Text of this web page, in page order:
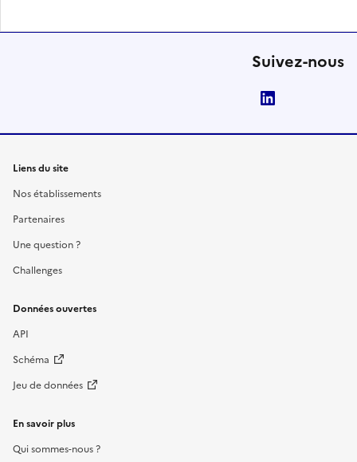
Suivez-nous
Liens du site
Nos établissements
Partenaires
Une question ?
Challenges
Données ouvertes
API
Schéma
Jeu de données
En savoir plus
Qui sommes-nous ?